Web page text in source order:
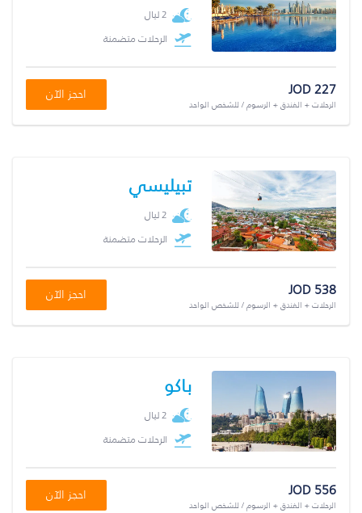
2 ليال
الرحلات متضمنة
JOD 227
الرحلات + الفندق + الرسوم / للشخص الواحد
احجز الآن
تبيليسي
2 ليال
الرحلات متضمنة
JOD 538
الرحلات + الفندق + الرسوم / للشخص الواحد
احجز الآن
باكو
2 ليال
الرحلات متضمنة
JOD 556
الرحلات + الفندق + الرسوم / للشخص الواحد
احجز الآن